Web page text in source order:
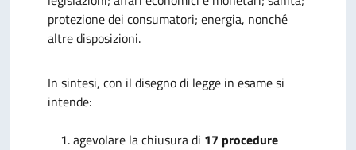
protezione dei consumatori; energia, nonché
altre disposizioni.
In sintesi, con il disegno di legge in esame si
intende:
agevolare la chiusura di 17 procedure